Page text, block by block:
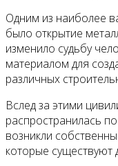
Одним из наиболее
было открытие
изменило судьбу
материалом для
различных
Вслед за этими
распространилась
возникли
которые существуют